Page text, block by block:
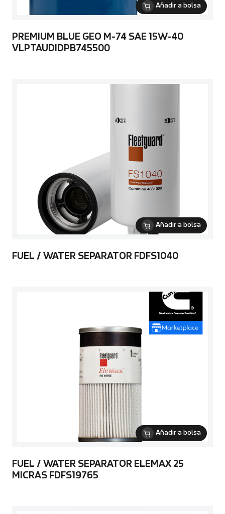
Añadir a bolsa
PREMIUM BLUE GEO M-74 SAE 15W-40
VLPTAUDIDPB745500
Añadir a bolsa
FUEL / WATER SEPARATOR FDFS1040
Añadir a bolsa
FUEL / WATER SEPARATOR ELEMAX 25
MICRAS FDFS19765